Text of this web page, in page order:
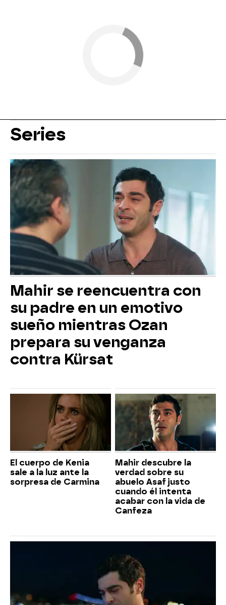
Series
Mahir se reencuentra con
su padre en un emotivo
sueño mientras Ozan
prepara su venganza
contra Kürsat
El cuerpo de Kenia
sale a la luz ante la
sorpresa de Carmina
Mahir descubre la
verdad sobre su
abuelo Asaf justo
cuando él intenta
acabar con la vida de
Canfeza